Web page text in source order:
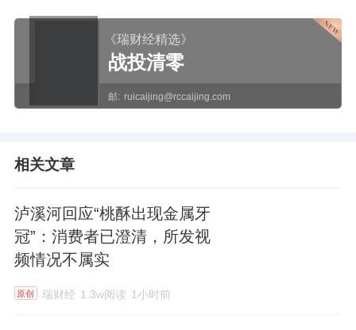
《瑞财经精选》
战投清零
邮: ruicaijing@rccaijing.com
相关文章
泸溪河回应“桃酥出现金属牙
冠”：消费者已澄清，所发视
频情况不属实
原创 瑞财经 1.3w阅读 1小时前